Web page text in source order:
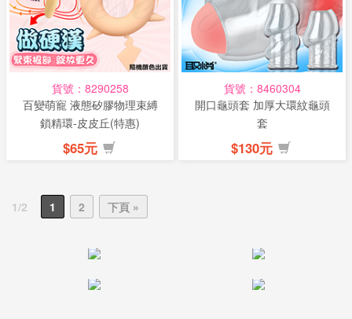
貨號：8290258
百變萌寵 液態矽膠物理束縛
鎖精環-皮皮丘(特惠)
$65元
貨號：8460304
開口龜頭套 加厚大環紋龜頭
套
$130元
1/2 1 2 下頁 »